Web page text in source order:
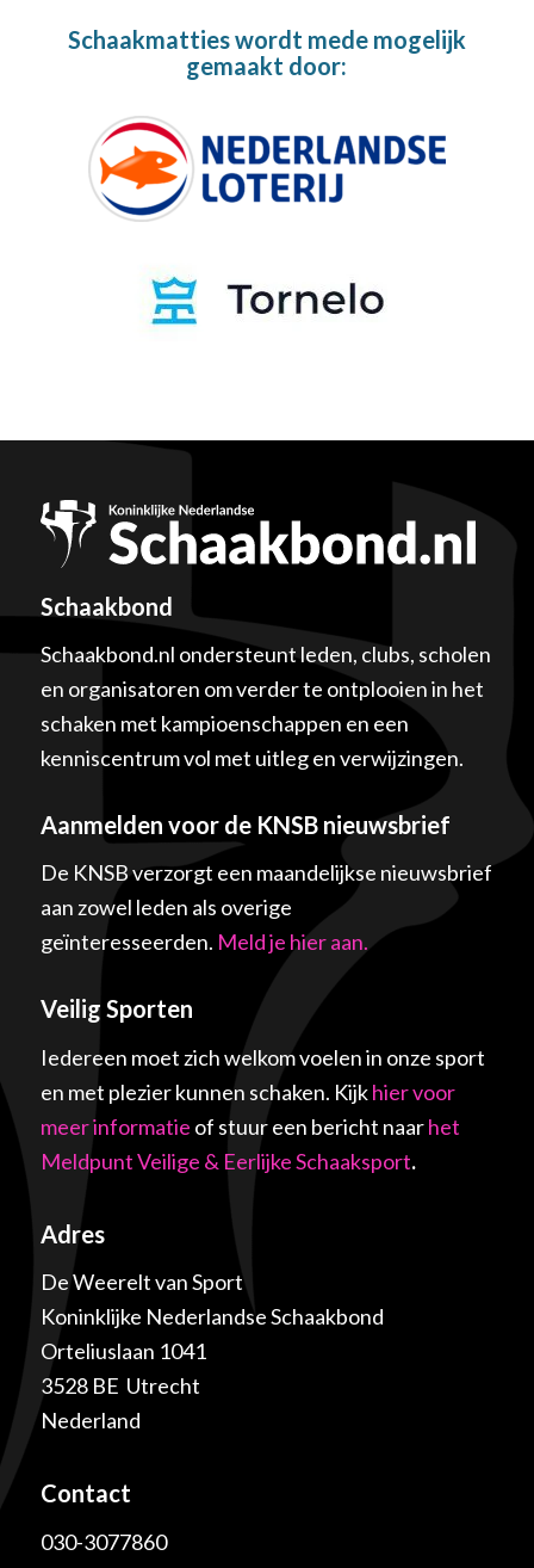
Schaakmatties wordt mede mogelijk
gemaakt door:
Schaakbond
Schaakbond.nl ondersteunt leden, clubs, scholen
en organisatoren om verder te ontplooien in het
schaken met kampioenschappen en een
kenniscentrum vol met uitleg en verwijzingen.
Aanmelden voor de KNSB nieuwsbrief
De KNSB verzorgt een maandelijkse nieuwsbrief
aan zowel leden als overige
geïnteresseerden. Meld je hier aan.
Veilig Sporten
Iedereen moet zich welkom voelen in onze sport
en met plezier kunnen schaken. Kijkhier voor
meer informatie of stuur een bericht naarhet
Meldpunt Veilige & Eerlijke Schaaksport.
Adres
De Weerelt van Sport
Koninklijke Nederlandse Schaakbond
Orteliuslaan 1041
3528 BE Utrecht
Nederland
Contact
030-3077860